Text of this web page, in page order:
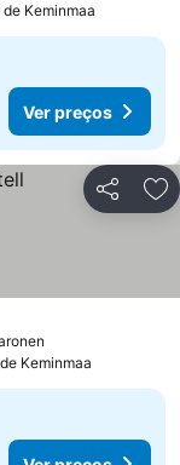
Keminmaa
Ver preços
Partilhar
Keminmaa